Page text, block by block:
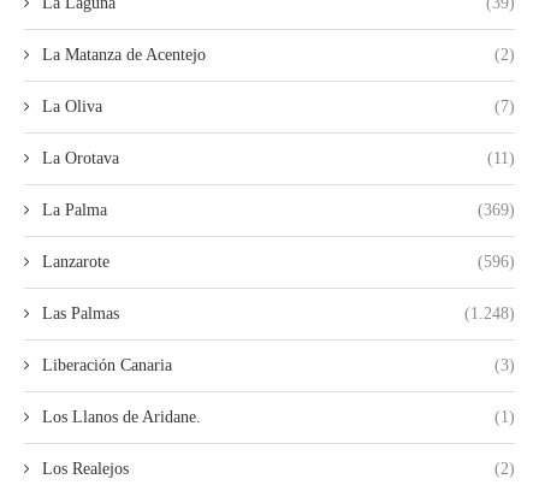
La Matanza de Acentejo (2)
La Oliva (7)
La Orotava (11)
La Palma (369)
Lanzarote (596)
Las Palmas (1.248)
Liberación Canaria (3)
Los Llanos de Aridane. (1)
Los Realejos (2)